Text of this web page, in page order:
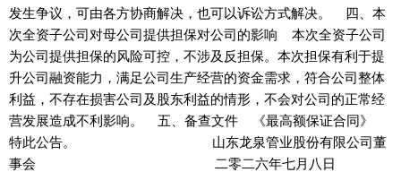
发生争议，可由各方协商解决，也可以诉讼方式解决。 四、本
次全资子公司对母公司提供担保对公司的影响 本次全资子公司
为公司提供担保的风险可控，不涉及反担保。本次担保有利于提
升公司融资能力，满足公司生产经营的资金需求，符合公司整体
利益，不存在损害公司及股东利益的情形，不会对公司的正常经
营发展造成不利影响。 五、备查文件 《最高额保证合同》
特此公告。 山东龙泉管业股份有限公司董
事会 二零二六年七月八日